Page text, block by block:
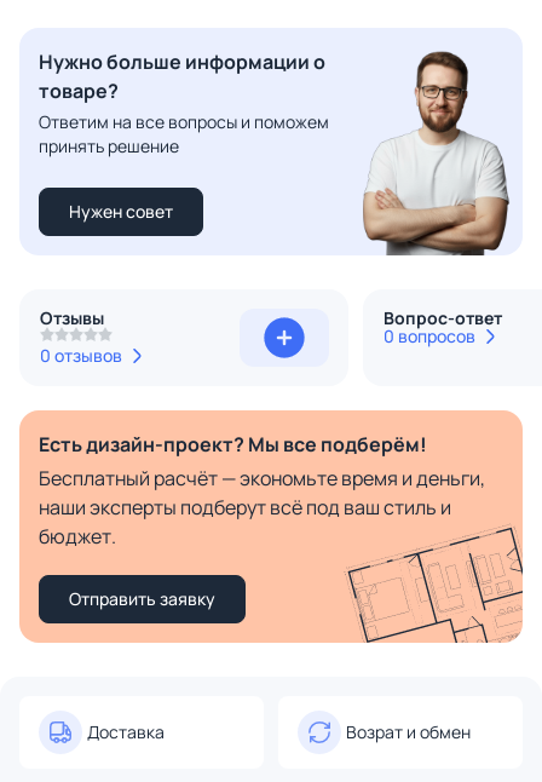
Нужно больше информации о
товаре?
Ответим на все вопросы и поможем
принять решение
Нужен совет
Отзывы
0 отзывов
Вопрос-ответ
0 вопросов
Есть дизайн-проект? Мы все подберём!
Бесплатный расчёт — экономьте время и деньги,
наши эксперты подберут всё под ваш стиль и
бюджет.
Отправить заявку
Доставка Возрат и обмен